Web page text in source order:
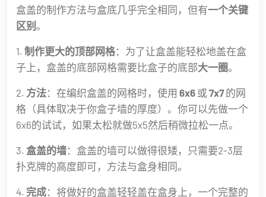
盒盖的制作方法与盒底几乎完全相同，但有一个关键
区别 。
1. 制作更大的顶部网格：为了让盒盖能轻松地盖在盒
子上，盒盖的底部网格需要比盒子的底部大一圈。
2. 方法：在编织盒盖的网格时，使用 6x6 或 7x7的网
格（具体取决于你盒子墙的厚度）。你可以先做一个
6x6的试试，如果太松就做5x5然后稍微拉松一点。
3. 盒盖的墙：盒盖的墙可以做得很矮，只需要2-3层
扑克牌的高度即可，方法与盒身相同。
4. 完成：将做好的盒盖轻轻盖在盒身上，一个完整的